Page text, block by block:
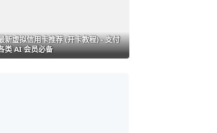
新虚拟信用卡推荐 (开卡教程) - 支付
类 AI 会员必备